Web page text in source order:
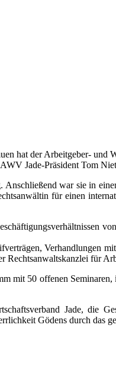
hat der Arbeitgeber-
Jade-Präsident Tom
war sie in
für einen
Verhandlungen
Rechtsanwaltskanzlei für
mit 50 offenen
Jade, die
Gödens durch das